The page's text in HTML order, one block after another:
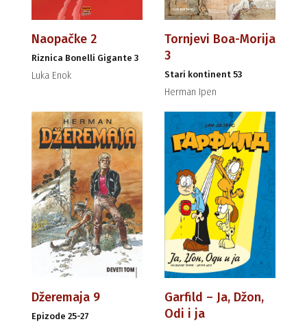
Naopačke 2
Riznica Bonelli Gigante 3
Luka Enok
Tornjevi Boa-Morija
3
Stari kontinent 53
Herman Ipen
Džeremaja 9
Epizode 25-27
Garfild – Ja, Džon,
Odi i ja